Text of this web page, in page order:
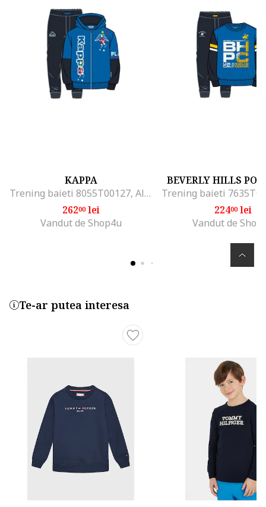
KAPPA
Trening baieti 8055T00127, Albastru
26200lei
Vandut de Shop4u
BEVERLY HILLS
22400lei
Vandut de
Te-ar putea interesa